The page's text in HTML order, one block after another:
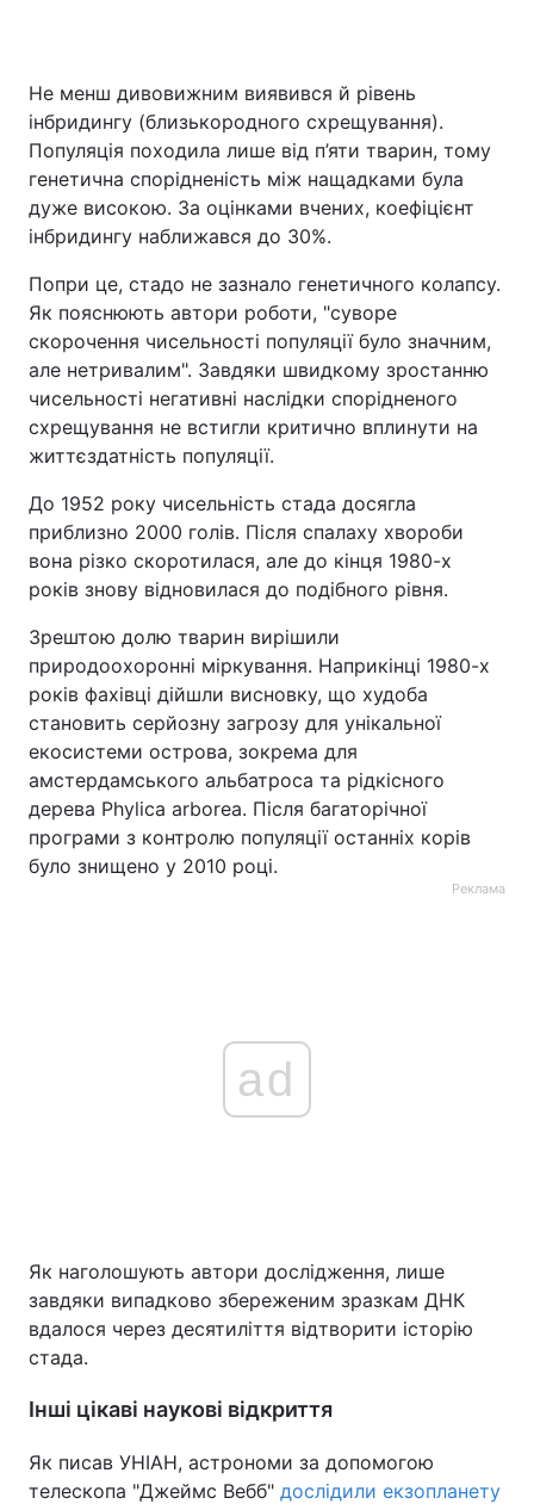
Не менш дивовижним виявився й рівень
інбридингу (близькородного схрещування).
Популяція походила лише від п’яти тварин, тому
генетична спорідненість між нащадками була
дуже високою. За оцінками вчених, коефіцієнт
інбридингу наближався до 30%.
Попри це, стадо не зазнало генетичного колапсу.
Як пояснюють автори роботи, "суворе
скорочення чисельності популяції було значним,
але нетривалим". Завдяки швидкому зростанню
чисельності негативні наслідки спорідненого
схрещування не встигли критично вплинути на
життєздатність популяції.
До 1952 року чисельність стада досягла
приблизно 2000 голів. Після спалаху хвороби
вона різко скоротилася, але до кінця 1980-х
років знову відновилася до подібного рівня.
Зрештою долю тварин вирішили
природоохоронні міркування. Наприкінці 1980-х
років фахівці дійшли висновку, що худоба
становить серйозну загрозу для унікальної
екосистеми острова, зокрема для
амстердамського альбатроса та рідкісного
дерева Phylica arborea. Після багаторічної
програми з контролю популяції останніх корів
було знищено у 2010 році.
Реклама
ad
Як наголошують автори дослідження, лише
завдяки випадково збереженим зразкам ДНК
вдалося через десятиліття відтворити історію
стада.
Інші цікаві наукові відкриття
Як писав УНІАН, астрономи за допомогою
телескопа "Джеймс Вебб" дослідили екзопланету